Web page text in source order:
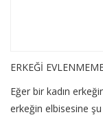
ERKEĞİ
Eğer bir kadın
erkeğin elbisesine